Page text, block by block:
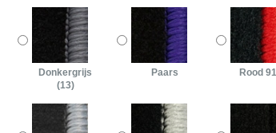
Donkergrijs
(13)
Paars Rood